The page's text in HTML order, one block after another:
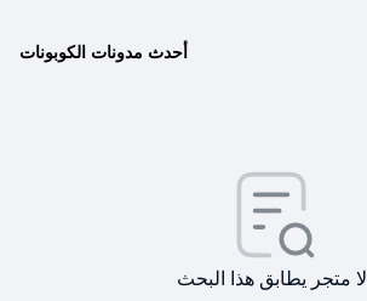
أحدث مدونات الكوبونات
لا متجر يطابق هذا البحث